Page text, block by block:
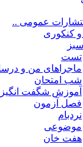
عمومی ..
کنکوری
تست
ماجراهای من و
شب امتحان
آموزش شگفت انگیز
فصل آزمون
نردبام
موضوعی
هفت خان